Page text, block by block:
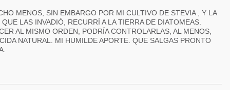
MENOS, SIN EMBARGO POR MI CULTIVO DE STEVIA , Y LA
LAS INVADIÓ, RECURRÍ A LA TIERRA DE DIATOMEAS.
AL MISMO ORDEN, PODRÍA CONTROLARLAS, AL MENOS,
NATURAL. MI HUMILDE APORTE. QUE SALGAS PRONTO